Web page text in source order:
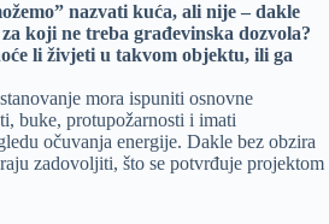
nazvati kuća, ali nije – dakle
koji ne treba građevinska dozvola?
li živjeti u takvom objektu, ili ga
mora ispuniti osnovne
buke, protupožarnosti i imati
očuvanja energije. Dakle bez obzira
zadovoljiti, što se potvrđuje projektom